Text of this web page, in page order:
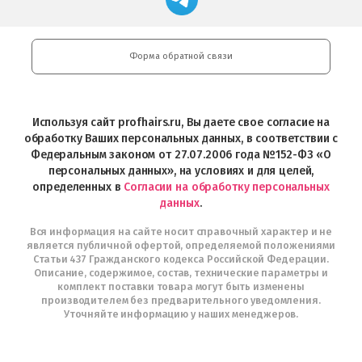
Play
профессиональной
Professional
и
Интернет-
Telegram
Форма обратной связи
Используя сайт profhairs.ru, Вы даете свое согласие на
обработку Ваших персональных данных, в соответствии с
Федеральным законом от 27.07.2006 года №152-ФЗ «О
персональных данных», на условиях и для целей,
определенных в Согласии на обработку персональных
данных.
Вся информация на сайте носит справочный характер и не
является публичной офертой, определяемой положениями
Статьи 437 Гражданского кодекса Российской Федерации.
Описание, содержимое, состав, технические параметры и
комплект поставки товара могут быть изменены
производителем без предварительного уведомления.
Уточняйте информацию у наших менеджеров.